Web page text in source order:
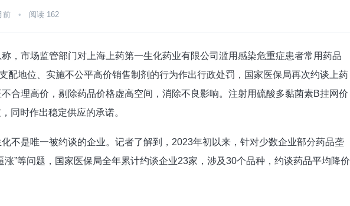
前 • 阅读 162
，市场监管部门对上海上药第一生化药业有限公司滥用感染危重症患者常用药品
配地位、实施不公平高价销售制剂的行为作出行政处罚，国家医保局再次约谈上药
合理高价，剔除药品价格虚高空间，消除不良影响。注射用硫酸多黏菌素B挂网价
同时作出稳定供应的承诺。
不是唯一被约谈的企业。记者了解到，2023年初以来，针对少数企业部分药品垄
涨”等问题，国家医保局全年累计约谈企业23家，涉及30个品种，约谈药品平均降价